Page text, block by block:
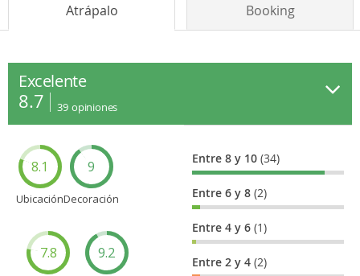
Atrápalo Booking
Excelente
8.7 39 opiniones
8.1
Ubicación
9
Decoración
7.8 9.2
Entre 8 y 10(34)
Entre 6 y 8(2)
Entre 4 y 6(1)
Entre 2 y 4(2)